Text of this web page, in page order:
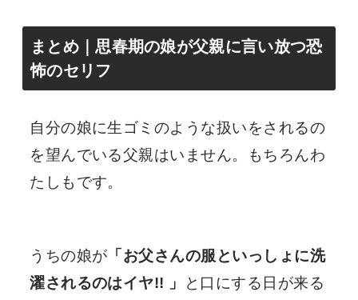
まとめ｜思春期の娘が父親に言い放つ恐
怖のセリフ
自分の娘に生ゴミのような扱いをされるの
を望んでいる父親はいません。もちろんわ
たしもです。
うちの娘が 「お父さんの服といっしょに洗
濯されるのはイヤ!! 」
と口にする日が来る